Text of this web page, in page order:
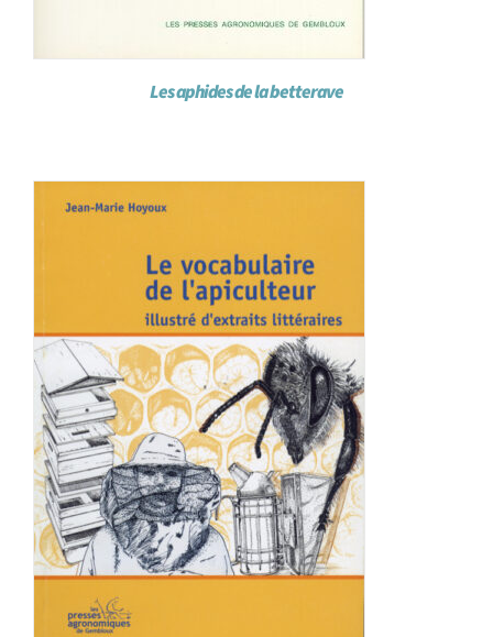
Les aphides de la betterave